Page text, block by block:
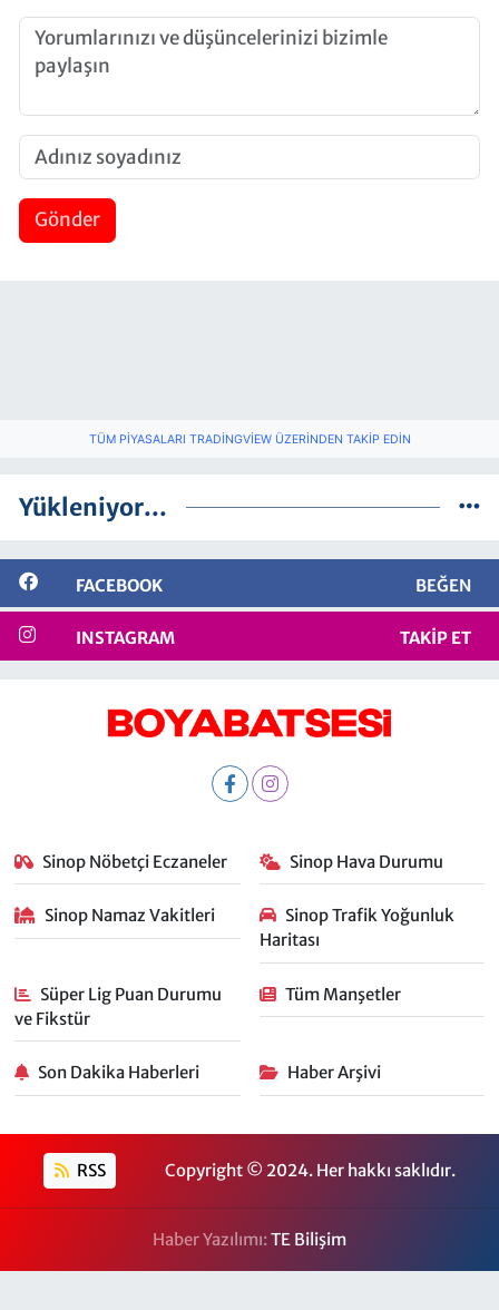
Gönder
TÜM PIYASALARI TRADINGVIEW ÜZERINDEN TAKIP EDIN
Yükleniyor...
FACEBOOK BEĞEN
INSTAGRAM TAKIP ET
Sinop Nöbetçi Eczaneler Sinop Hava Durumu
Sinop Namaz Vakitleri
Sinop Trafik Yoğunluk
Haritası
Süper Lig Puan Durumu
ve Fikstür
Tüm Manşetler
Son Dakika Haberleri Haber Arşivi
RSS Copyright © 2024. Her hakkı saklıdır.
Haber Yazılımı:TE Bilişim